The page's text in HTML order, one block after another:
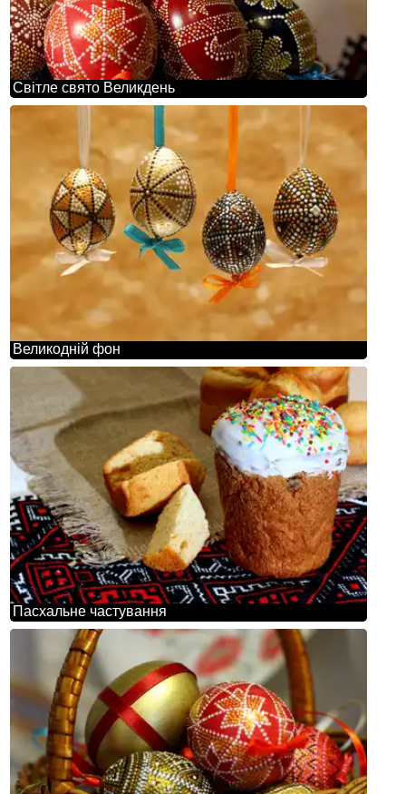
Світле свято Великдень
Великодній фон
Пасхальне частування